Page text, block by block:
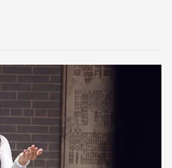
mặc. Chi tiết vui lòng liên hệ số
...